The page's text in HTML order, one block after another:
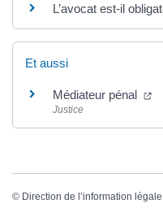
L’avocat est-il
Et aussi
Médiateur pénal
Justice
© Direction de l’information